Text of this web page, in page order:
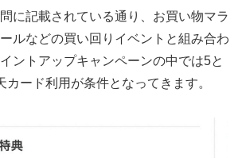
に記載されている通り、お買い物マラ
ルなどの買い回りイベントと組み合わ
ントアップキャンペーンの中では5と
カード利用が条件となってきます。